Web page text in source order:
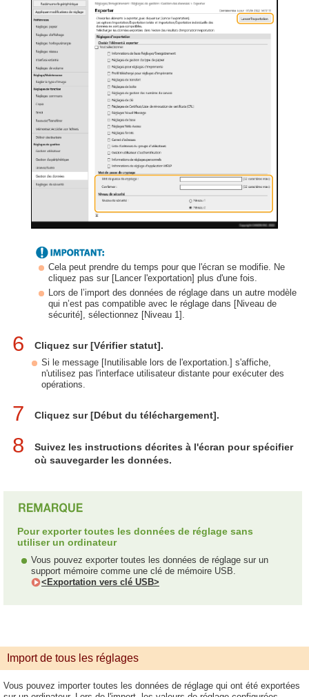
Cela peut prendre du temps pour que l'écran se modifie. Ne
cliquez pas sur [Lancer l'exportation] plus d'une fois.
Lors de l’import des données de réglage dans un autre modèle
qui n’est pas compatible avec le réglage dans [Niveau de
sécurité], sélectionnez [Niveau 1].
6 Cliquez sur [Vérifier statut].
Si le message [Inutilisable lors de l'exportation.] s'affiche,
n'utilisez pas l'interface utilisateur distante pour exécuter des
opérations.
7 Cliquez sur [Début du téléchargement].
8
Suivez les instructions décrites à l'écran pour spécifier
où sauvegarder les données.
Pour exporter toutes les données de réglage sans
utiliser un ordinateur
Vous pouvez exporter toutes les données de réglage sur un
support mémoire comme une clé de mémoire USB.
<Exportation vers clé USB>
Import de tous les réglages
Vous pouvez importer toutes les données de réglage qui ont été exportées